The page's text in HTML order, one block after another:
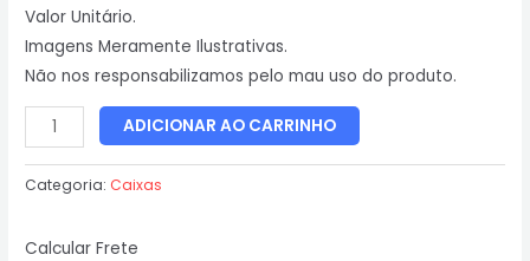
Valor Unitário.
Imagens Meramente Ilustrativas.
Não nos responsabilizamos pelo mau uso do produto.
ADICIONAR AO CARRINHO
Categoria:Caixas
Calcular Frete